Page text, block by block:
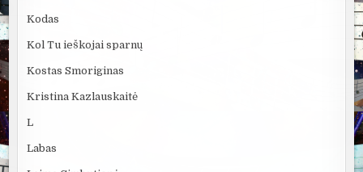
Kodas
Kol Tu ieškojai sparnų
Kostas Smoriginas
Kristina Kazlauskaitė
L
Labas